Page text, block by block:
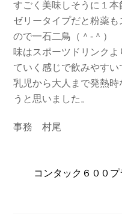
すごく美味しそうに１本
ゼリータイプだと粉薬
ので一石二鳥（＾‐＾）
味はスポーツドリンク
ていく感じで飲みやすい
乳児から大人まで発熱
うと思いました。
事務 村尾
コンタック６００プ